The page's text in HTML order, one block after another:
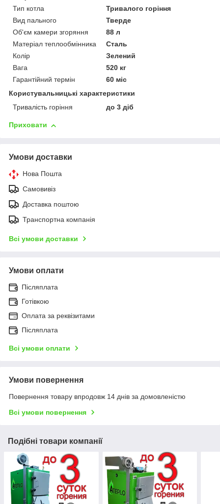
Тип котла
Тривалого горіння
Вид пального
Тверде
Об'єм камери згоряння
88 л
Матеріал теплообмінника
Сталь
Колір
Зелений
Вага
520 кг
Гарантійний термін
60 міс
Користувальницькі характеристики
Тривалість горіння
до 3 діб
Приховати
Умови доставки
Нова Пошта
Самовивіз
Доставка поштою
Транспортна компанія
Всі умови доставки
Умови оплати
Післяплата
Готівкою
Оплата за реквізитами
Післяплата
Всі умови оплати
Умови повернення
Повернення товару впродовж 14 днів за домовленістю
Всі умови повернення
Подібні товари компанії